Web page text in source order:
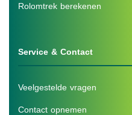
Rolomtrek berekenen
Service & Contact
Veelgestelde vragen
Contact opnemen